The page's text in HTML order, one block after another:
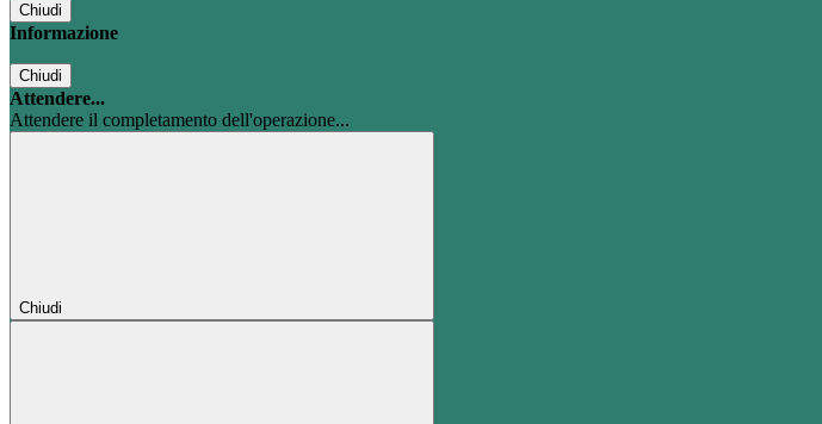
Chiudi
Informazione
Chiudi
Attendere...
Attendere il completamento dell'operazione...
Chiudi